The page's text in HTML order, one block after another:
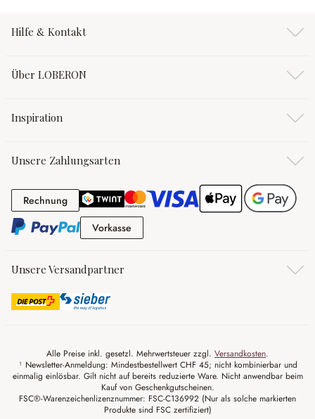
Hilfe & Kontakt
Über LOBERON
Inspiration
Unsere Zahlungsarten
RechnungRechnung
Vorkasse
Unsere Versandpartner
Alle Preise inkl. gesetzl. Mehrwertsteuer zzgl. Versandkosten.
¹ Newsletter-Anmeldung: Mindestbestellwert CHF 45; nicht kombinierbar und
einmalig einlösbar. Gilt nicht auf bereits reduzierte Ware. Nicht anwendbar beim
Kauf von Geschenkgutscheinen.
FSC®-Warenzeichenlizenznummer: FSC-C136992 (Nur als solche markierten
Produkte sind FSC zertifiziert)